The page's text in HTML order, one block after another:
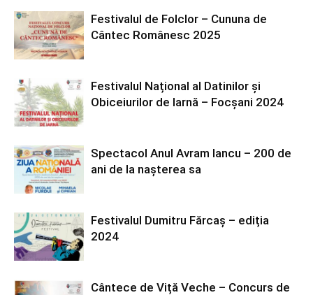
Festivalul de Folclor – Cununa de
Cântec Românesc 2025
Festivalul Național al Datinilor și
Obiceiurilor de Iarnă – Focșani 2024
Spectacol Anul Avram Iancu – 200 de
ani de la nașterea sa
Festivalul Dumitru Fărcaș – ediția
2024
Cântece de Viță Veche – Concurs de